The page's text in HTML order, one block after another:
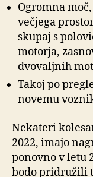
Ogromna
večjega
skupaj s
motorja,
dvovaljnih
Takoj po
novemu
Nekateri
2022, imajo
ponovno v letu
bodo pridružili